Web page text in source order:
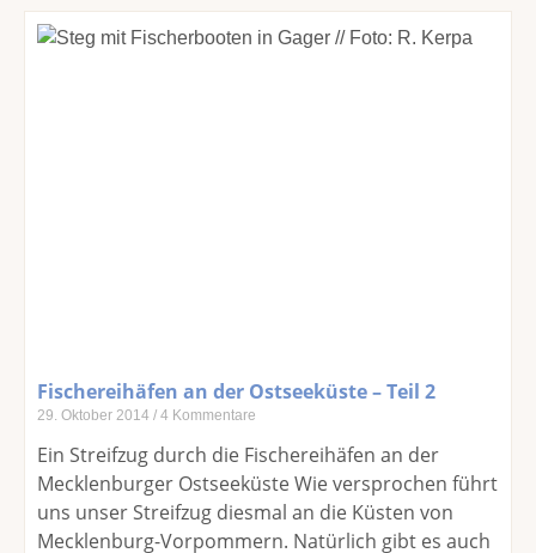
Fischereihäfen an der Ostseeküste – Teil 2
29. Oktober 2014 4 Kommentare
Ein Streifzug durch die Fischereihäfen an der
Mecklenburger Ostseeküste Wie versprochen führt
uns unser Streifzug diesmal an die Küsten von
Mecklenburg-Vorpommern. Natürlich gibt es auch